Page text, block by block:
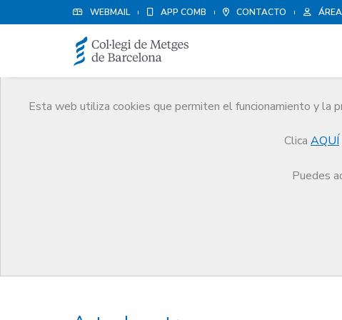
WEBMAIL APP COMB CONTACTO
Esta web utiliza cookies que permiten el funcionamiento y la
Clica AQUÍ
Puedes
Premios Edició 2018